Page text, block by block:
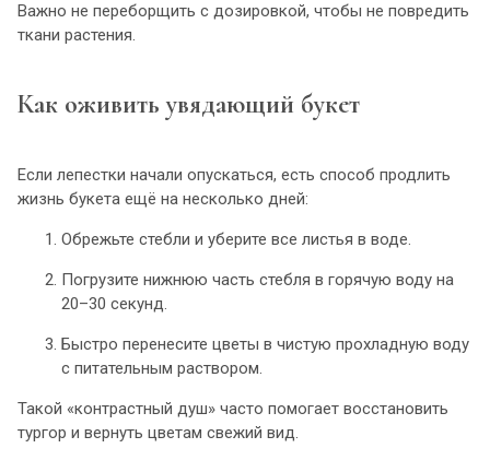
Важно не переборщить с дозировкой, чтобы не повредить
ткани растения.
Как оживить увядающий букет
Если лепестки начали опускаться, есть способ продлить
жизнь букета ещё на несколько дней:
Обрежьте стебли и уберите все листья в воде.
Погрузите нижнюю часть стебля в горячую воду на
20–30 секунд.
Быстро перенесите цветы в чистую прохладную воду
с питательным раствором.
Такой «контрастный душ» часто помогает восстановить
тургор и вернуть цветам свежий вид.